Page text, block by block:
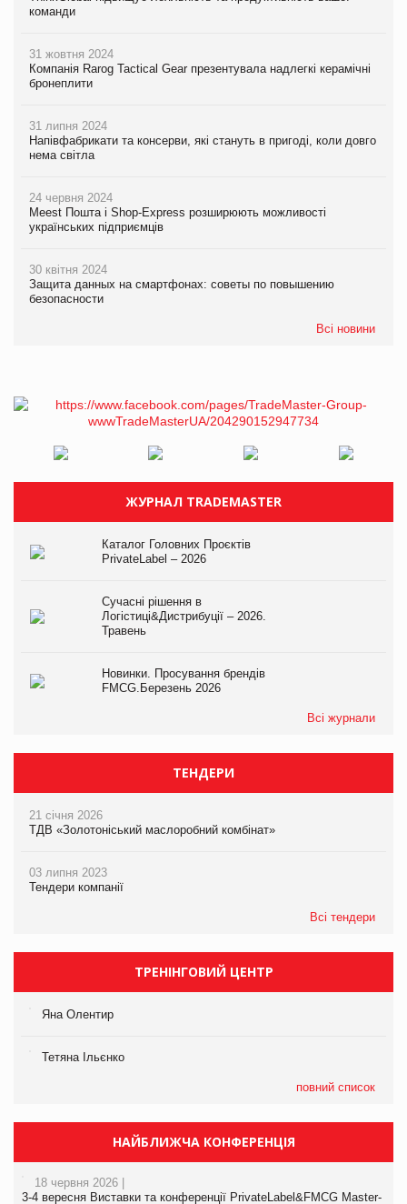
команди
31 жовтня 2024
Компанія Rarog Tactical Gear презентувала надлегкі керамічні
бронеплити
31 липня 2024
Напівфабрикати та консерви, які стануть в пригоді, коли довго
нема світла
24 червня 2024
Meest Пошта і Shop-Express розширюють можливості
українських підприємців
30 квітня 2024
Защита данных на смартфонах: советы по повышению
безопасности
Всі новини
ЖУРНАЛ TRADEMASTER
Каталог Головних Проєктів
PrivateLabel – 2026
Сучасні рішення в
Логістиці&Дистрибуції – 2026.
Травень
Новинки. Просування брендів
FMCG.Березень 2026
Всі журнали
ТЕНДЕРИ
21 січня 2026
ТДВ «Золотоніський маслоробний комбінат»
03 липня 2023
Тендери компанії
Всі тендери
ТРЕНІНГОВИЙ ЦЕНТР
Яна Олентир
Тетяна Ільєнко
повний список
НАЙБЛИЖЧА КОНФЕРЕНЦІЯ
18 червня 2026 |
3-4 вересня Виставки та конференції PrivateLabel&FMCG Master-